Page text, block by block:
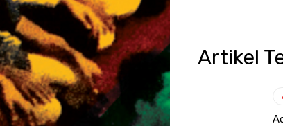
Artikel